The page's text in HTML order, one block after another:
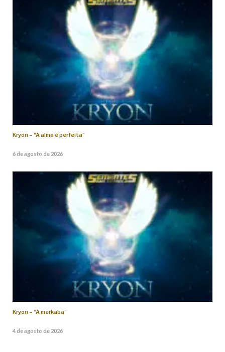
Kryon – “A alma é perfeita”
6 de agosto de 2026
Kryon – “A merkaba”
4 de agosto de 2026